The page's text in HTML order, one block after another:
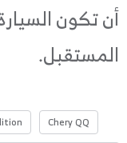
أن تكون
المستقبل.
Chery QQ